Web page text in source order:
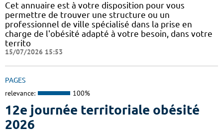
Cet annuaire est à votre disposition pour vous
permettre de trouver une structure ou un
professionnel de ville spécialisé dans la prise en
charge de l'obésité adapté à votre besoin, dans votre
territo
15/07/2026 15:53
PAGES
relevance: 100%
12e journée territoriale obésité
2026